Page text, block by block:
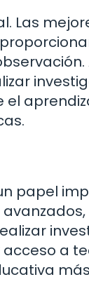
Las
papel
a